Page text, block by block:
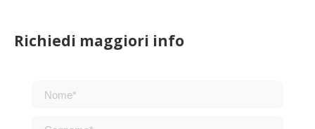
Richiedi maggiori info